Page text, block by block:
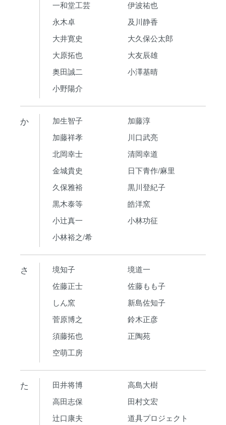
一和堂工芸
伊波祐也
永木卓
及川静香
大井寛史
大久保公太郎
大原拓也
大友辰雄
奥田誠二
小澤基晴
小野陽介
か 加生智子
加藤淳
加藤祥孝
川口武亮
北岡幸士
清岡幸道
金城貴史
日下青作/麻里
久保雅裕
黒川登紀子
黒木泰等
皓洋窯
小辻真一
小林功征
小林裕之/希
さ 境知子
境道一
佐藤正士
佐藤もも子
しん窯
新島佐知子
菅原博之
鈴木正彦
須藤拓也
正陶苑
空萌工房
た 田井将博
高島大樹
高田志保
田村文宏
辻口康夫
道具プロジェクト